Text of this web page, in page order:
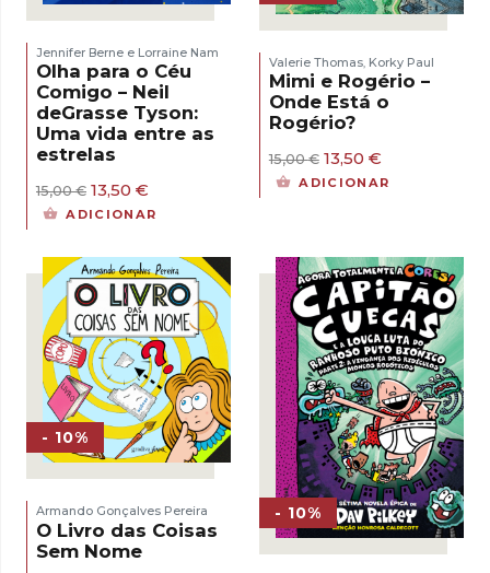
Jennifer Berne e Lorraine Nam
Olha para o Céu
Comigo – Neil
deGrasse Tyson:
Uma vida entre as
estrelas
15,00€ O
preço
original
15,00 €.
13,50 €
preço
atual
13,50 €.
ADICIONAR
Valerie Thomas, Korky Paul
Mimi e Rogério –
Onde Está o
Rogério?
15,00€ O
preço
original
13,50 €O
preço
atual
ADICIONAR
- 10%
Armando Gonçalves Pereira
O Livro das Coisas
Sem Nome
- 10%